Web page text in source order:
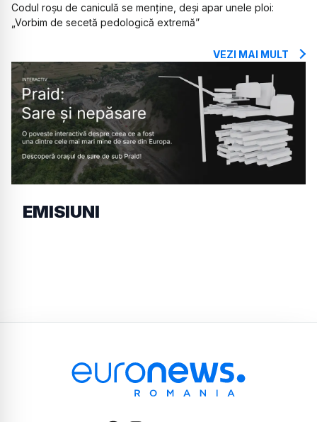
Codul roșu de caniculă se menține, deși apar unele ploi:
„Vorbim de secetă pedologică extremă”
VEZI MAI MULT
EMISIUNI